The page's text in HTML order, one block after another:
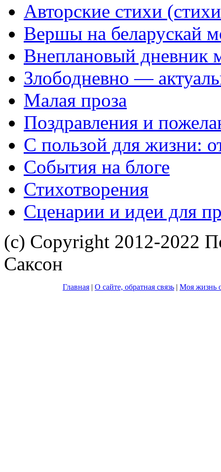
Авторские стихи
Вершы на беларускай
Внеплановый дневник
Злободневно —
Малая проза
Поздравления и
С пользой для жизни:
События на блоге
Стихотворения
Сценарии и идеи для
(с) Copyright 2012-2022
Саксон
Главная | О сайте, обратная связь | Моя жизнь